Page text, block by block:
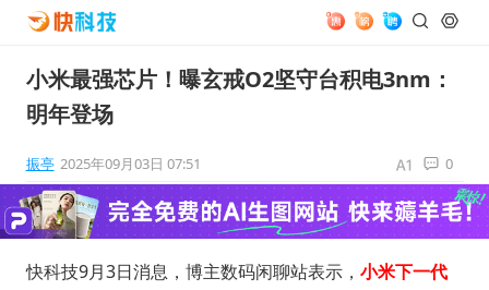
小米最强芯片！曝玄戒O2坚守台积电3nm：
明年登场
振亭 2025年09月03日 07:51 0
快科技9月3日消息，博主数码闲聊站表示， 小米下一代